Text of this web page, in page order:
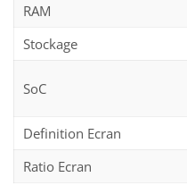
RAM
Stockage
SoC
Definition Ecran
Ratio Ecran